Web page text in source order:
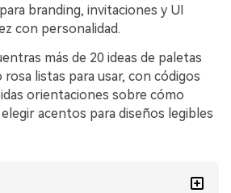
branding, invitaciones y UI
con personalidad.
más de 20 ideas de paletas
listas para usar, con códigos
orientaciones sobre cómo
acentos para diseños legibles